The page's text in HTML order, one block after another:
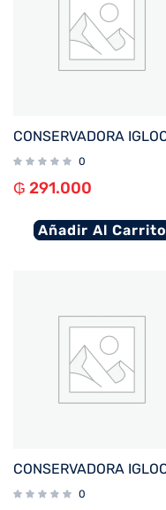
0
₲ 291.000
Añadir Al Carrito
0